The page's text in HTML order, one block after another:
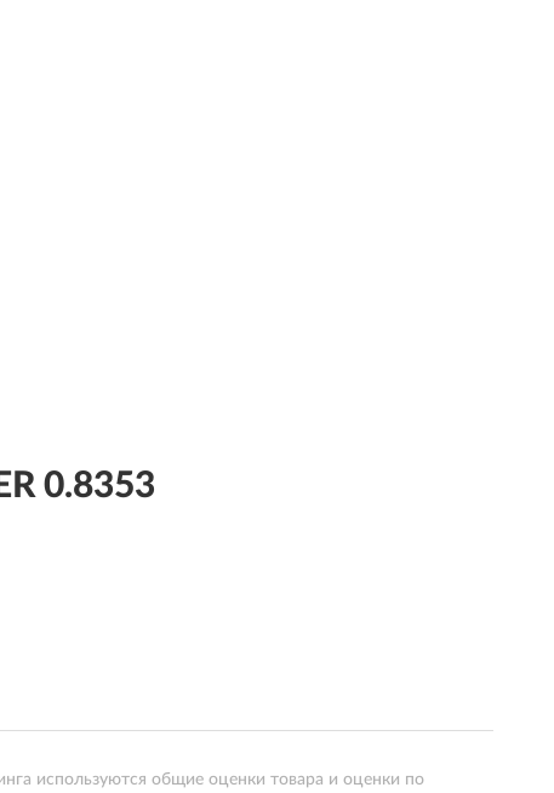
0.8353
используются общие оценки товара и оценки по